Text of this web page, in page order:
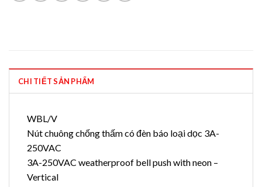
CHI TIẾT SẢN PHẨM
WBL/V
Nút chuông chống thấm có đèn báo loại dọc 3A-
250VAC
3A-250VAC weatherproof bell push with neon –
Vertical